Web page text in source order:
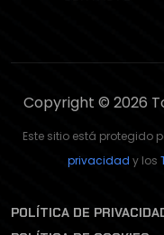
Copyright © 2026
Este sitio está protegido
privacidad y los
POLÍTICA DE